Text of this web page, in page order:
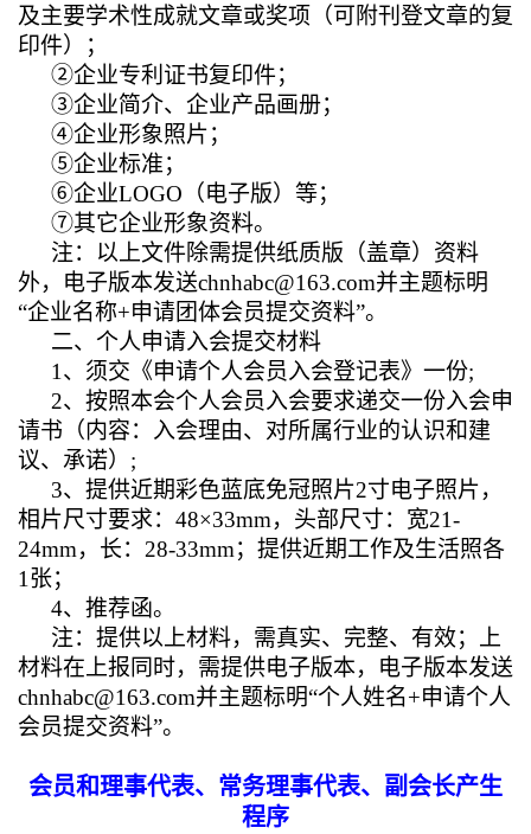
及主要学术性成就文章或奖项（可附刊登文章的复
印件）；
②企业专利证书复印件；
③企业简介、企业产品画册；
④企业形象照片；
⑤企业标准；
⑥企业LOGO（电子版）等；
⑦其它企业形象资料。
注： 以上文件除需提供纸质版（盖章）资料
外，电子版本发送chnhabc@163.com并主题标明
“企业名称+申请团体会员提交资料”。
二、个人申请入会提交材料
1 、须交《申请个人会员入会登记表》一份;
2、按照本会个人会员入会要求递交一份入会申
请书（内容：入会理由、对所属行业的认识和建
议、承诺）;
3、提供近期彩色蓝底免冠照片2寸电子照片，
相片尺寸要求：48×33mm，头部尺寸：宽21-
24mm，长：28-33mm；提供近期工作及生活照各
1张；
4、推荐函。
注： 提供以上材料，需真实、完整、有效；上
材料在上报同时，需提供电子版本，电子版本发送
chnhabc@163.com并主题标明“个人姓名+申请个人
会员提交资料”。
会员和理事代表、常务理事代表、副会长产生
程序